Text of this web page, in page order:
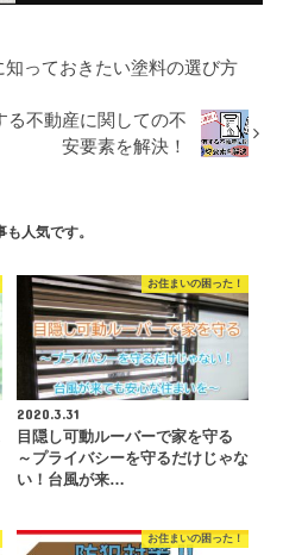
っておきたい塗料の選び方
る不動産に関しての不
安要素を解決！
人気です。
お住まいの困った！
2020.3.31
目隠し可動ルーバーで家を守る
～プライバシーを守るだけじゃな
い！台風が来…
お住まいの困った！